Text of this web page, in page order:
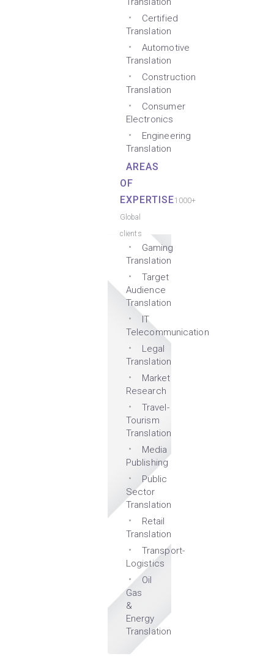
Certified
Translation
Automotive
Translation
Construction
Translation
Consumer
Electronics
Engineering
Translation
AREAS
OF
EXPERTISE1000+
Global
clients
Gaming
Translation
Target
Audience
Translation
IT
Telecommunication
Legal
Translation
Market
Research
Travel-
Tourism
Translation
Media
Publishing
Public
Sector
Translation
Retail
Translation
Transport-
Logistics
Oil
Gas
&
Energy
Translation